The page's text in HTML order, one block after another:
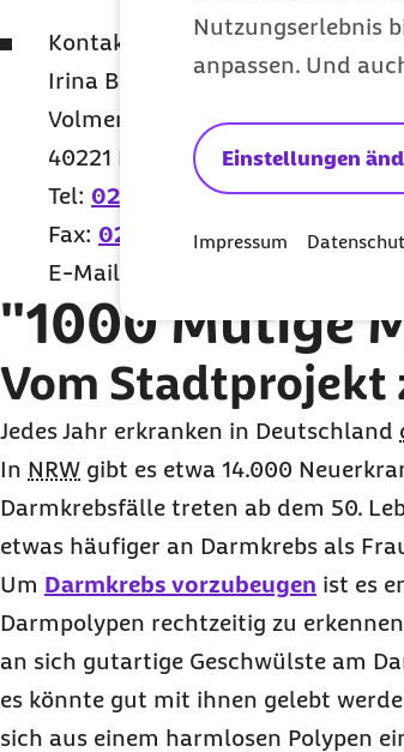
Nutzungserlebnis
anpassen. Und
Einstellungen
Impressum
Kontakt:
Irina Brieden
Volmerswerther Straße 20
40221 Düsseldorf
Tel: 0211-15760994
Fax: 0211-15760999
E-Mail
"1000 Mutige
Vom Stadtprojekt
Jedes Jahr erkranken in Deutschland
In NRW gibt es etwa 14.000
Darmkrebsfälle treten ab dem 50.
etwas häufiger an Darmkrebs als
Um Darmkrebs vorzubeugen ist es
Darmpolypen rechtzeitig zu
an sich gutartige Geschwülste am
es könnte gut mit ihnen gelebt
sich aus einem harmlosen Polypen